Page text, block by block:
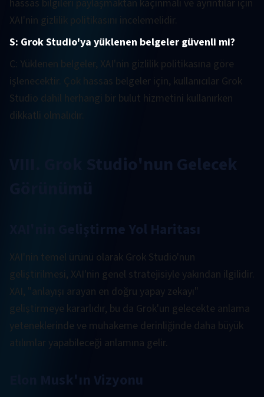
hassas bilgileri paylaşmaktan kaçınmalı ve ayrıntılar için
XAI'nin gizlilik politikasını incelemelidir.
S: Grok Studio'ya yüklenen belgeler güvenli mi?
C: Yüklenen belgeler, XAI'nin gizlilik politikasına göre
işlenecektir. Çok hassas belgeler için, kullanıcılar Grok
Studio dahil herhangi bir bulut hizmetini kullanırken
dikkatli olmalıdır.
VIII. Grok Studio'nun Gelecek
XAI'nin Geliştirme Yol Haritası
XAI'nin temel ürünü olarak Grok Studio'nun
geliştirilmesi, XAI'nin genel stratejisiyle yakından ilgilidir.
XAI, "anlayışı arayan en doğru yapay zekayı"
geliştirmeye kararlıdır, bu da Grok'un gelecekte anlama
yeteneklerinde ve muhakeme derinliğinde daha büyük
atılımlar yapabileceği anlamına gelir.
Elon Musk'ın Vizyonu